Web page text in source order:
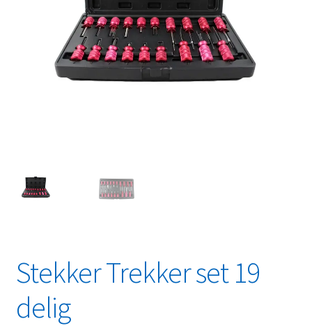
Klantenservice
Linkpartners
Videos
Winkelwagen
Stekker Trekker set 19
delig